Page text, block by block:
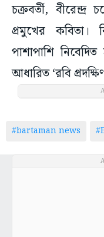
চক্রবর্তী, বীরেন্দ্র
প্রমুখের কবিতা।
পাশাপাশি নিবেদিত
আধারিত ‘রবি
#bartaman news